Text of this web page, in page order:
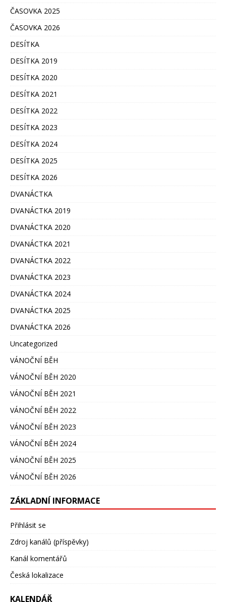
ČASOVKA 2025
ČASOVKA 2026
DESÍTKA
DESÍTKA 2019
DESÍTKA 2020
DESÍTKA 2021
DESÍTKA 2022
DESÍTKA 2023
DESÍTKA 2024
DESÍTKA 2025
DESÍTKA 2026
DVANÁCTKA
DVANÁCTKA 2019
DVANÁCTKA 2020
DVANÁCTKA 2021
DVANÁCTKA 2022
DVANÁCTKA 2023
DVANÁCTKA 2024
DVANÁCTKA 2025
DVANÁCTKA 2026
Uncategorized
VÁNOČNÍ BĚH
VÁNOČNÍ BĚH 2020
VÁNOČNÍ BĚH 2021
VÁNOČNÍ BĚH 2022
VÁNOČNÍ BĚH 2023
VÁNOČNÍ BĚH 2024
VÁNOČNÍ BĚH 2025
VÁNOČNÍ BĚH 2026
ZÁKLADNÍ INFORMACE
Přihlásit se
Zdroj kanálů (příspěvky)
Kanál komentářů
Česká lokalizace
KALENDÁŘ